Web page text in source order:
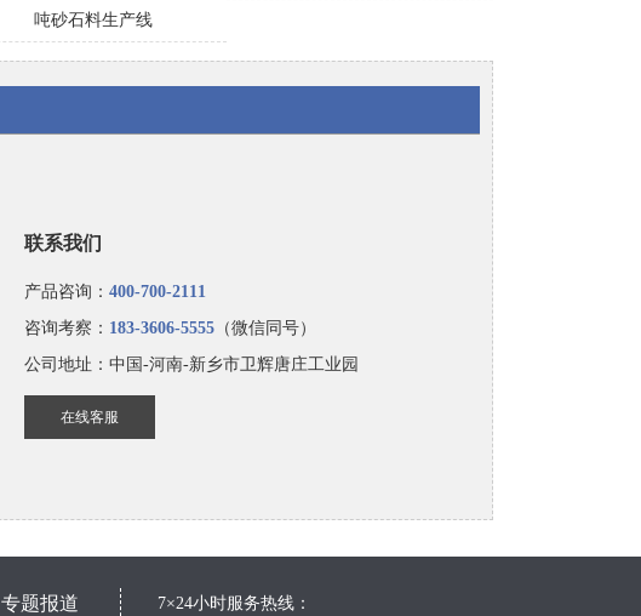
吨砂石料生产线
联系我们
产品咨询： 400-700-2111
咨询考察： 183-3606-5555（微信同号）
公司地址：中国-河南-新乡市卫辉唐庄工业园
在线客服
专题报道 7×24小时服务热线：